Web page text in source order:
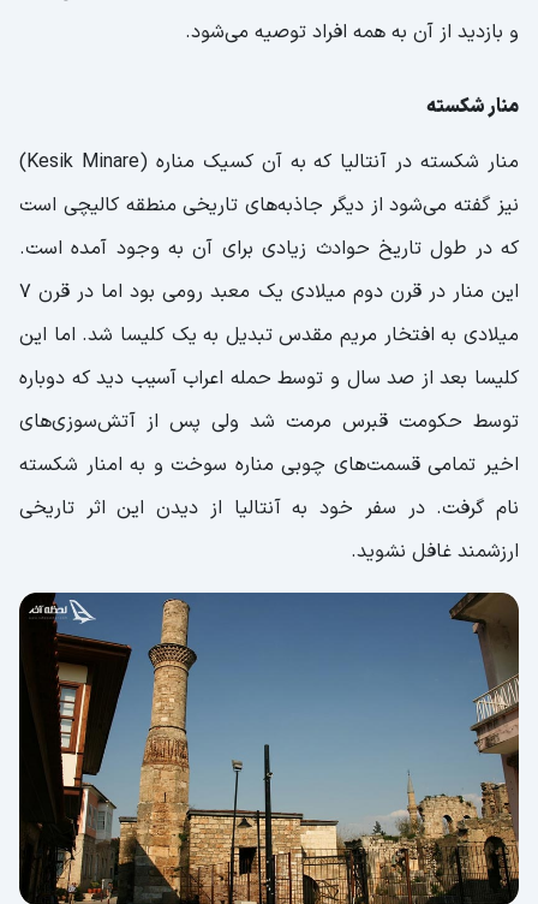
و بازدید از آن به همه افراد توصیه می‌شود.
منار شکسته
منار شکسته در آنتالیا که به آن کسیک مناره (Kesik Minare)
نیز گفته می‌شود از دیگر جاذبه‌های تاریخی منطقه کالیچی است
که در طول تاریخ حوادث زیادی برای آن به وجود آمده است.
این منار در قرن دوم میلادی یک معبد رومی بود اما در قرن ۷
میلادی به افتخار مریم مقدس تبدیل به یک کلیسا شد. اما این
کلیسا بعد از صد سال و توسط حمله اعراب آسیب دید که دوباره
توسط حکومت قبرس مرمت شد ولی پس از آتش‌سوزی‌‌های
اخیر تمامی قسمت‌های چوبی مناره سوخت و به امنار شکسته
نام گرفت. در سفر خود به آنتالیا از دیدن این اثر تاریخی
ارزشمند غافل نشوید.